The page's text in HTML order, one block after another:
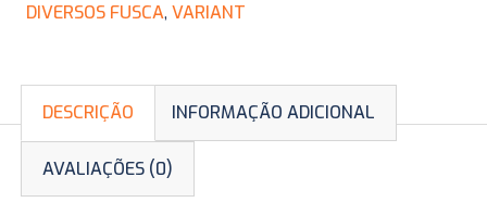
DIVERSOS FUSCA, VARIANT
DESCRIÇÃO INFORMAÇÃO ADICIONAL
AVALIAÇÕES (0)